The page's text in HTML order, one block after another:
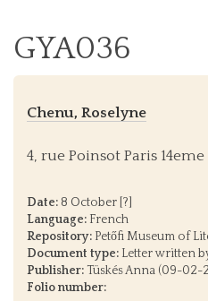
GYA036
Chenu, Roselyne
4, rue Poinsot Paris 14eme
Date: 8 October [?]
Language: French
Repository: Petőfi Museum of
Document type: Letter written
Publisher: Tüskés Anna (09-02-
Folio number: